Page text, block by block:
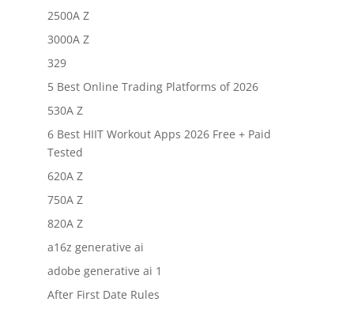
2500A Z
3000A Z
329
5 Best Online Trading Platforms of 2026
530A Z
6 Best HIIT Workout Apps 2026 Free + Paid
Tested
620A Z
750A Z
820A Z
a16z generative ai
adobe generative ai 1
After First Date Rules